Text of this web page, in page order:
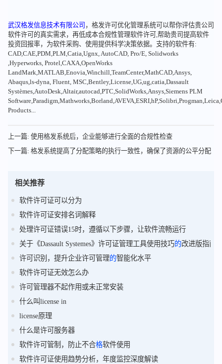
武汉格发信息技术有限公司 ，格发许可优化管理系统可以帮你评估贵公司
软件许可的真实需求，再低成本合规性管理软件许可,帮助贵司提高软件
投资回报率，为软件采购、使用提供科学决策依据。支持的软件有:
CAD,CAE,PDM,PLM,Catia,Ugnx, AutoCAD, Pro/E, Solidworks
,Hyperworks, Protel,CAXA,OpenWorks
LandMark,MATLAB,Enovia,Winchill,TeamCenter,MathCAD,Ansys,
Abaqus,ls-dyna, Fluent, MSC,Bentley,License,UG,ug,catia,Dassault
Systèmes,AutoDesk,Altair,autocad,PTC,SolidWorks,Ansys,Siemens PLM
Products...
上一篇: 使用格发系统后，企业能够进行全面的合规性检查
下一篇: 格发系统提高了分配策略的执行一致性，确保了资源的公平分配
相关推荐
软件许可证可以分为
软件许可证安排名词解释
处理许可证错误15时，遵循以下步骤，让软件流畅运行
关于《Dassault Systemes》许可证管理工具使用技巧的改进版指南
许可识别，提升企业许可管理的智能化水平
软件许可证无效怎么办
许可管理器不起作用或未正常安装
什么叫license in
license原理
什么是许可服务器
软件许可管制，防止不合格软件使用
软件许可证使用趋势分析，年度监控深度解读